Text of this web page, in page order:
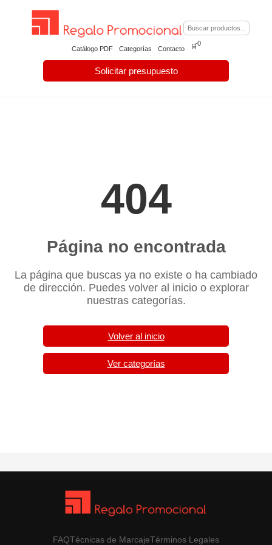
Catálogo PDF Categorías Contacto
Solicitar presupuesto
🛒0
404
Página no encontrada
La página que buscas ya no existe o ha cambiado
de dirección. Puedes volver al inicio o explorar
nuestras categorías.
Volver al inicio
Ver categorías
FAQTécnicas de MarcajeTérminos Legales